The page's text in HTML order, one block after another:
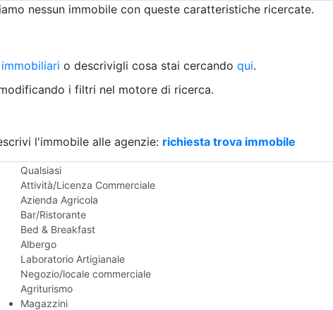
Casa Semi-indipendente
Rustico/Casale
Camera d'Albergo
Box/Garage
Qualsiasi
Attività/Licenza Commerciale
Azienda Agricola
Bar/Ristorante
Bed & Breakfast
Albergo
Laboratorio Artigianale
Negozio/locale commerciale
Agriturismo
Magazzini
nessun immobile con queste caratteristiche ricercate.
o descrivigli cosa stai cercando qui.
i filtri nel motore di ricerca.
l'immobile alle agenzie: richiesta trova immobile